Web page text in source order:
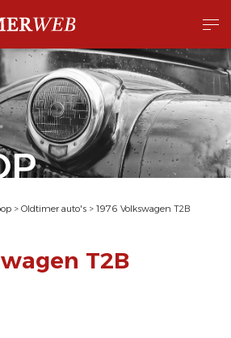
> Oldtimer auto's > 1976 Volkswagen T2B
T2B